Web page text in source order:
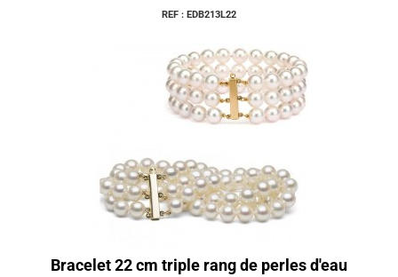
REF : EDB213L22
Bracelet 22 cm triple rang de perles d'eau